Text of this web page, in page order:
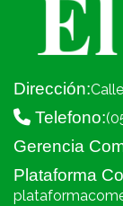
Dirección:
Telefono:
Gerencia
Plataforma